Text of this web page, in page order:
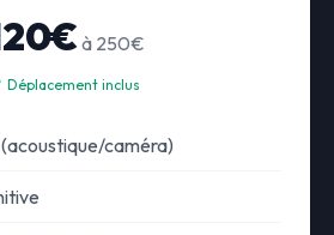
à 250€
Déplacement inclus
caméra)